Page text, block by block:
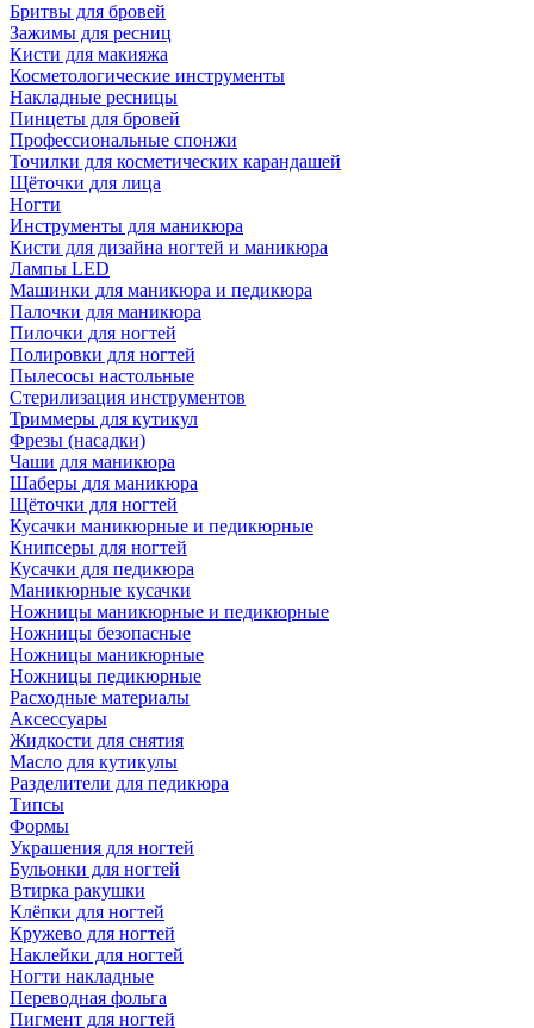
Бритвы для бровей
Зажимы для ресниц
Кисти для макияжа
Косметологические инструменты
Накладные ресницы
Пинцеты для бровей
Профессиональные спонжи
Точилки для косметических карандашей
Щёточки для лица
Ногти
Инструменты для маникюра
Кисти для дизайна ногтей и маникюра
Лампы LED
Машинки для маникюра и педикюра
Палочки для маникюра
Пилочки для ногтей
Полировки для ногтей
Пылесосы настольные
Стерилизация инструментов
Триммеры для кутикул
Фрезы (насадки)
Чаши для маникюра
Шаберы для маникюра
Щёточки для ногтей
Кусачки маникюрные и педикюрные
Книпсеры для ногтей
Кусачки для педикюра
Маникюрные кусачки
Ножницы маникюрные и педикюрные
Ножницы безопасные
Ножницы маникюрные
Ножницы педикюрные
Расходные материалы
Аксессуары
Жидкости для снятия
Масло для кутикулы
Разделители для педикюра
Типсы
Формы
Украшения для ногтей
Бульонки для ногтей
Втирка ракушки
Клёпки для ногтей
Кружево для ногтей
Наклейки для ногтей
Ногти накладные
Переводная фольга
Пигмент для ногтей